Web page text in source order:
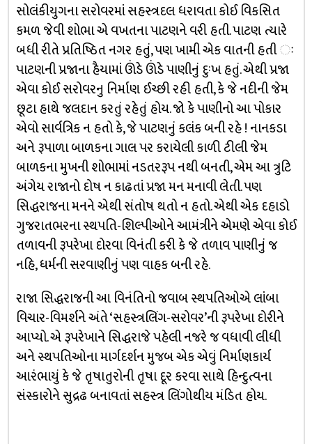
સોલંકીયુગના સરોવરમાં સહસ્ત્રદલ ધરાવતા કોઈ વિકસિત
કમળ જેવી શોભા એ વખતના પાટણને વરી હતી. પાટણ ત્યારે
બધી રીતે પ્રતિષ્ઠિત નગર હતું, પણ ખામી એક વાતની હતી ઃ
પાટણની પ્રજાના હૈયામાં ઊંડે ઊંડે પાણીનું દુઃખ હતું. એથી પ્રજા
એવા કોઈ સરોવરનુ નિર્માણ ઈચ્છી રહી હતી, કે જે નદીની જેમ
છૂટા હાથે જલદાન કરતું રહેતું હોય. જો કે પાણીનો આ પોકાર
એવો સાર્વત્રિક ન હતો કે, જે પાટણનું કલંક બની રહે ! નાનકડા
અને રૂપાળા બાળકના ગાલ પર કરાયેલી કાળી ટીલી જેમ
બાળકના મુખની શોભામાં નડતરરૂપ નથી બનતી, એમ આ ત્રુટિ
અંગેય રાજાનો દોષ ન કાઢતાં પ્રજા મન મનાવી લેતી. પણ
સિદ્ધરાજના મનને એથી સંતોષ થતો ન હતો. એથી એક દહાડો
ગુજરાતભરના સ્થપતિ-શિલ્પીઓને આમંત્રીને એમણે એવા કોઈ
તળાવની રૂપરેખા દોરવા વિનંતી કરી કે જે તળાવ પાણીનું જ
નહિ, ધર્મની સરવાણીનું પણ વાહક બની રહે.
રાજા સિદ્ધરાજની આ વિનંતિનો જવાબ સ્થપતિઓએ લાંબા
વિચાર-વિમર્શને અંતે ‘સહસ્ત્રલિંગ-સરોવર’ની રૂપરેખા દોરીને
આપ્યો. એ રૂપરેખાને સિદ્ધરાજે પહેલી નજરે જ વધાવી લીધી
અને સ્થપતિઓના માર્ગદર્શન મુજબ એક એવું નિર્માણકાર્ય
આરંભાયું કે જે તૃષાતુરોની તૃષા દૂર કરવા સાથે હિન્દુત્વના
સંસ્કારોને સુદ્રઢ બનાવતાં સહસ્ત્ર લિંગોથીય મંડિત હોય.